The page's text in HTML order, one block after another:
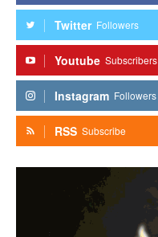
Twitter Followers
Youtube Subscribers
Instagram Followers
RSS Subscribe